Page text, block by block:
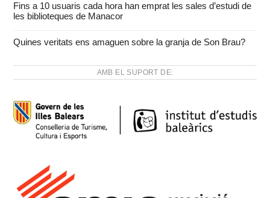
Fins a 10 usuaris cada hora han emprat les sales d’estudi de
les biblioteques de Manacor
Quines veritats ens amaguen sobre la granja de Son Brau?
AMB EL SUPORT DE: